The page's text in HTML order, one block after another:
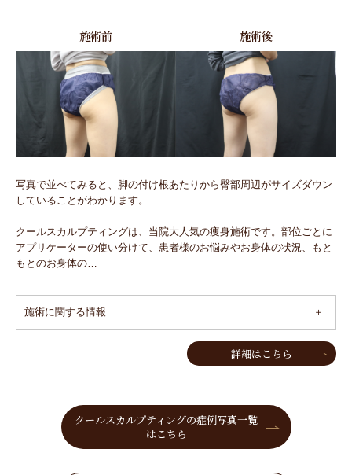
施術前 施術後
写真で並べてみると、脚の付け根あたりから臀部周辺がサイズダウン
していることがわかります。
クールスカルプティングは、当院大人気の痩身施術です。部位ごとに
アプリケーターの使い分けて、患者様のお悩みやお身体の状況、もと
もとのお身体の…
施術に関する情報
詳細はこちら
クールスカルプティングの症例写真一覧
はこちら